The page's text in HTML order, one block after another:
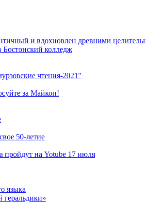
и вдохновлен древними
Бостонский колледж
чтения-2021"
за Майкоп!
50-летие
пройдут на Yotube 17 июля
языка
геральдики»